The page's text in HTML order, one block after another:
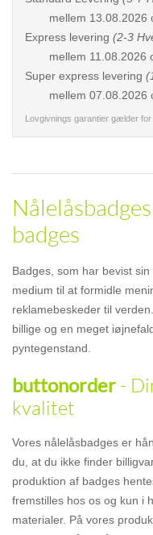
mellem 13.08.2026
Express levering (2-3
mellem 11.08.2026
Super express levering
mellem 07.08.2026
Lovgivnings garantier gælder for
badges
Badges, som har bevist
medium til at formidle
reklamebeskeder til
billige og en meget
pyntegenstand.
buttonorder -
kvalitet
Vores nålelåsbadges er
du, at du ikke finder
produktion af badges
fremstilles hos os og kun i
materialer. På vores